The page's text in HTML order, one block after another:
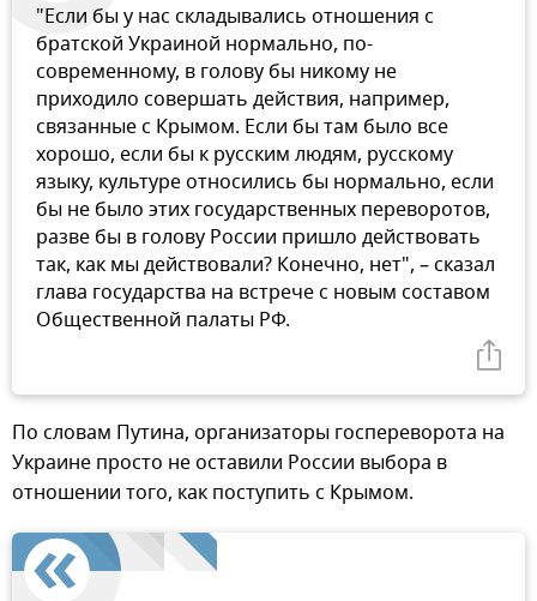
"Если бы у нас складывались отношения с
братской Украиной нормально, по-
современному, в голову бы никому не
приходило совершать действия, например,
связанные с Крымом. Если бы там было все
хорошо, если бы к русским людям, русскому
языку, культуре относились бы нормально, если
бы не было этих государственных переворотов,
разве бы в голову России пришло действовать
так, как мы действовали? Конечно, нет", – сказал
глава государства на встрече с новым составом
Общественной палаты РФ.
По словам Путина, организаторы госпереворота на
Украине просто не оставили России выбора в
отношении того, как поступить с Крымом.